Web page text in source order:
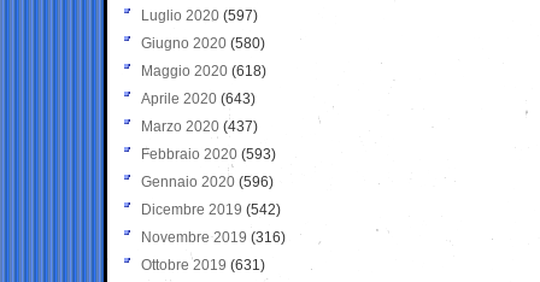
Luglio 2020 (597)
Giugno 2020 (580)
Maggio 2020 (618)
Aprile 2020 (643)
Marzo 2020 (437)
Febbraio 2020 (593)
Gennaio 2020 (596)
Dicembre 2019 (542)
Novembre 2019 (316)
Ottobre 2019 (631)